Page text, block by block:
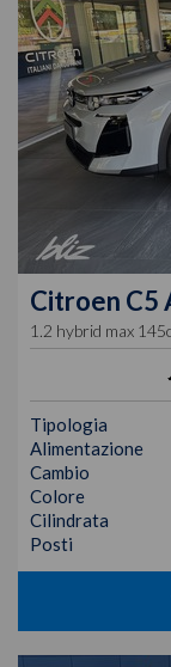
Citroen C5
1.2 hybrid max
Tipologia
Alimentazione
Cambio
Colore
Cilindrata
Posti